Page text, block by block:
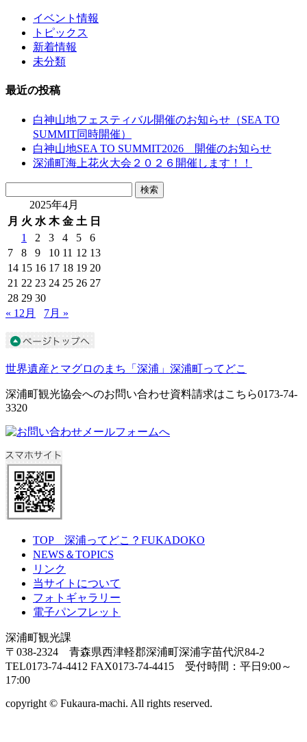
イベント情報
トピックス
新着情報
未分類
最近の投稿
白神山地フェスティバル開催のお知らせ（SEA TO
SUMMIT同時開催）
白神山地SEA TO SUMMIT2026 開催のお知らせ
深浦町海上花火大会２０２６開催します！！
検索
2025年4月
月 火 水 木 金 土 日
1
2 3 4 5
6
7
8 9 10 11 12 13
14 15 16 17 18 19 20
21 22 23 24 25 26 27
28 29 30
« 12月
7月 »
世界遺産とマグロのまち「深浦」深浦町ってどこ
深浦町観光協会へのお問い合わせ資料請求はこちら0173-74-
3320
TOP 深浦ってどこ？FUKADOKO
NEWS＆TOPICS
リンク
当サイトについて
フォトギャラリー
電子パンフレット
深浦町観光課
〒038-2324 青森県西津軽郡深浦町深浦字苗代沢84-2
TEL0173-74-4412 FAX0173-74-4415 受付時間：平日9:00～
17:00
copyright © Fukaura-machi. All rights reserved.